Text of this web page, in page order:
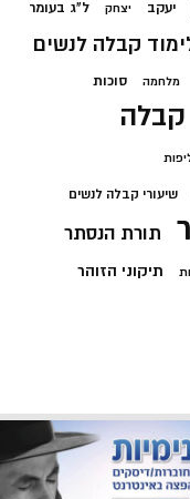
יעקב יצחק ל"ג בעומר
קבלה לנשים
מלחמה סוכות
קבלה
שיעורי קבלה לנשים
תורת הנסתר
תיקוני הזוהר